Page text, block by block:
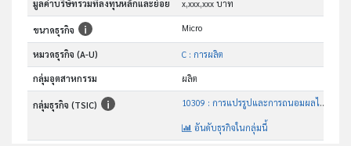
มูลค่าบริษัทรวมที่ลงทุนหลักและย่อย x,xxx,xxx บาท
ขนาดธุรกิจ Micro
หมวดธุรกิจ (A-U) C : การผลิต
กลุ่มอุตสาหกรรม ผลิต
กลุ่มธุรกิจ (TSIC) 10309 : การแปรรูปและการถนอมผลไม้และผักด้วยวิธีอื่นๆซึ่งมิได้ จัดประเภทไว้ในที่อื่น
อันดับธุรกิจในกลุ่มนี้